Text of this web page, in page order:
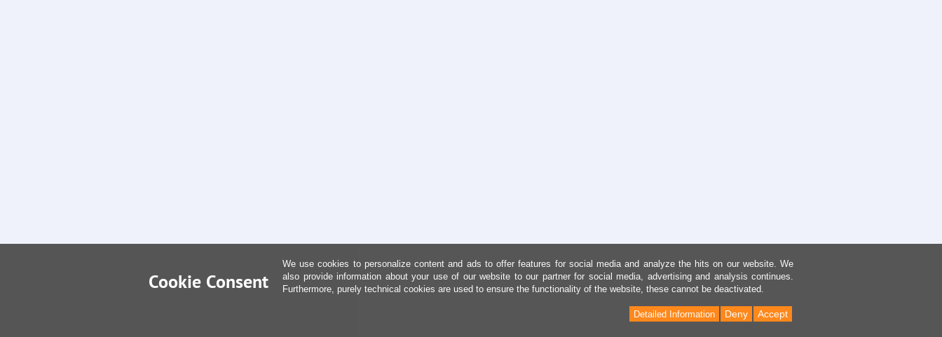
Cookie Consent
We use cookies to personalize content and ads to offer features for social media and analyze the hits on our website. We
also provide information about your use of our website to our partner for social media, advertising and analysis continues.
Furthermore, purely technical cookies are used to ensure the functionality of the website, these cannot be deactivated.
Accept
Deny
Detailed Information